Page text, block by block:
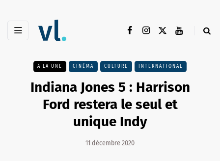
A LA UNE CINÉMA CULTURE INTERNATIONAL
Indiana Jones 5 : Harrison
Ford restera le seul et
unique Indy
11 décembre 2020